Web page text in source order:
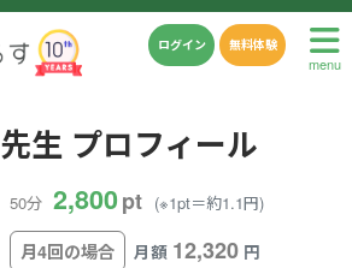
menu
ログイン 無料体験
先生 プロフィール
50分 2,800pt (※1pt＝約1.1円)
月4回の場合 月額 12,320 円